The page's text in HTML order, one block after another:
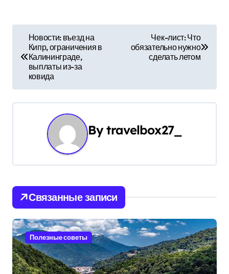
и
ц
и
я
п
о
з
Новости: въезд на
Кипр, ограничения в
Калининграде,
выплаты из-за
ковида
Чек-лист: Что
обязательно нужно
сделать летом
Bytravelbox27_
Связанные записи
Полезные советы